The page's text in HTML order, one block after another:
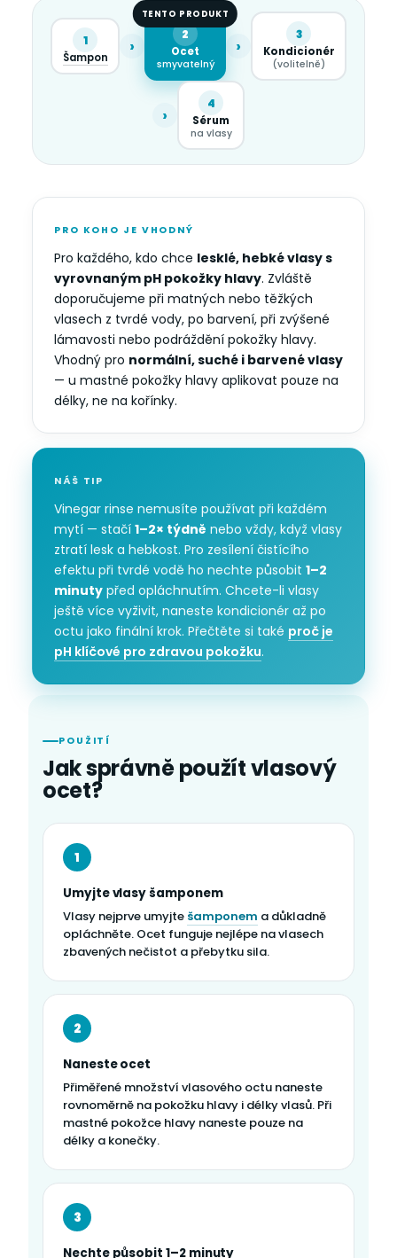
1
Šampon
›
TENTO PRODUKT
2
Ocet
smyvatelný
›
3
Kondicionér
(volitelně)
›
4
Sérum
na vlasy
PRO KOHO JE VHODNÝ
Pro každého, kdo chce lesklé, hebké vlasy s
vyrovnaným pH pokožky hlavy. Zvláště
doporučujeme při matných nebo těžkých
vlasech z tvrdé vody, po barvení, při zvýšené
lámavosti nebo podráždění pokožky hlavy.
Vhodný pro normální, suché i barvené vlasy
— u mastné pokožky hlavy aplikovat pouze na
délky, ne na kořínky.
NÁŠ TIP
Vinegar rinse nemusíte používat při každém
mytí — stačí 1–2× týdně nebo vždy, když vlasy
ztratí lesk a hebkost. Pro zesílení čistícího
efektu při tvrdé vodě ho nechte působit 1–2
minuty před opláchnutím. Chcete-li vlasy
ještě více vyživit, naneste kondicionér až po
octu jako finální krok. Přečtěte si také proč je
pH klíčové pro zdravou pokožku.
POUŽITÍ
Jak správně použít vlasový
ocet?
1
Umyjte vlasy šamponem
Vlasy nejprve umyjte šamponem a důkladně
opláchněte. Ocet funguje nejlépe na vlasech
zbavených nečistot a přebytku sila.
2
Naneste ocet
Přiměřené množství vlasového octu naneste
rovnoměrně na pokožku hlavy i délky vlasů. Při
mastné pokožce hlavy naneste pouze na
délky a konečky.
3
Nechte působit 1–2 minuty